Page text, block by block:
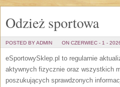
Odzież sportowa
POSTED BY ADMIN ON CZERWIEC - 1 -
eSportowySklep.pl to regularnie
aktywnych fizycznie oraz wszystkich
poszukujących sprawdzonych